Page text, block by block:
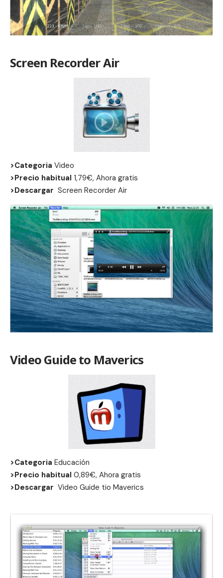
Screen Recorder Air
>Categoria Video
>Precio habitual 1,79€, Ahora gratis
>Descargar Screen Recorder Air
Video Guide to Maverics
>Categoria Educación
>Precio habitual 0,89€, Ahora gratis
>Descargar Video Guide tio Maverics